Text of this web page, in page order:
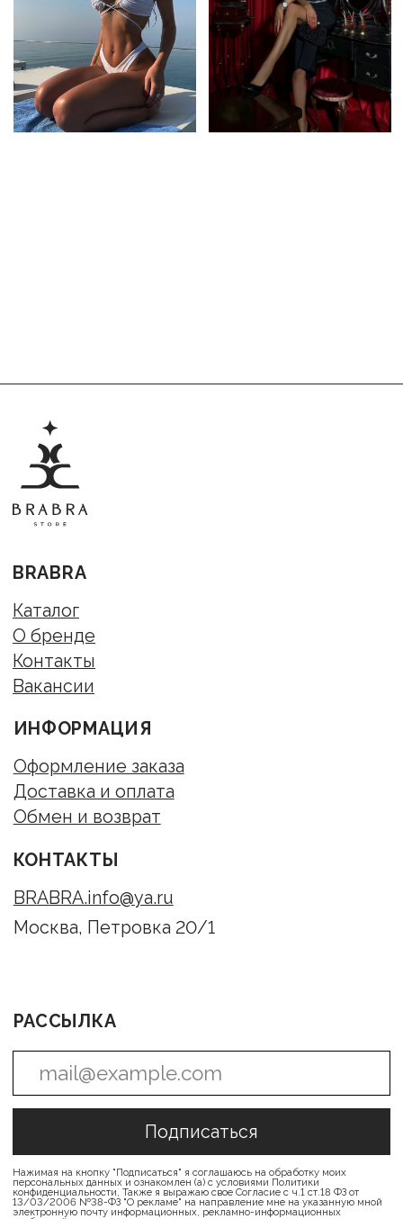
© BraBra store, 2019 . Все права защищены
запрещено.
Согласие на обработку персональных данных
Политика конфиденциальности
Публичная оферта
ИНФОРМАЦИЯ
Оформление заказа
Доставка и оплата
Обмен и возврат
персональных данных и ознакомлен (а) с условиями Политики